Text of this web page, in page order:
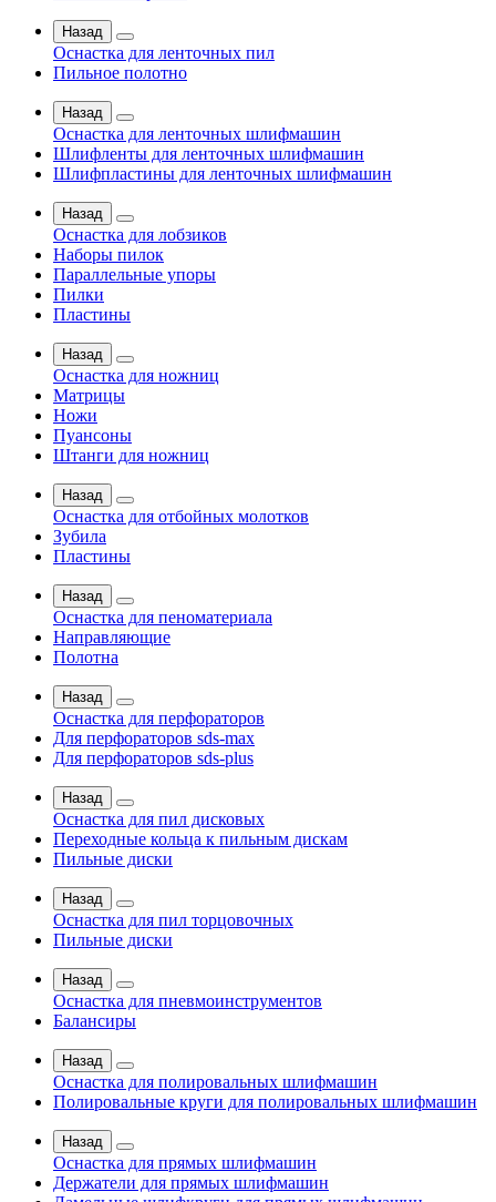
Назад
Оснастка для ленточных пил
Пильное полотно
Назад
Оснастка для ленточных шлифмашин
Шлифленты для ленточных шлифмашин
Шлифпластины для ленточных шлифмашин
Назад
Оснастка для лобзиков
Наборы пилок
Параллельные упоры
Пилки
Пластины
Назад
Оснастка для ножниц
Матрицы
Ножи
Пуансоны
Штанги для ножниц
Назад
Оснастка для отбойных молотков
Зубила
Пластины
Назад
Оснастка для пеноматериала
Направляющие
Полотна
Назад
Оснастка для перфораторов
Для перфораторов sds-max
Для перфораторов sds-plus
Назад
Оснастка для пил дисковых
Переходные кольца к пильным дискам
Пильные диски
Назад
Оснастка для пил торцовочных
Пильные диски
Назад
Оснастка для пневмоинструментов
Балансиры
Назад
Оснастка для полировальных шлифмашин
Полировальные круги для полировальных шлифмашин
Назад
Оснастка для прямых шлифмашин
Держатели для прямых шлифмашин